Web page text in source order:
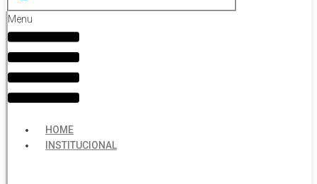
Menu
HOME
INSTITUCIONAL